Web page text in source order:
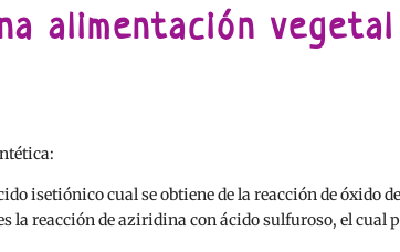
alimentación
isetiónico cual se obtiene de la reacción de óxido
la reacción de aziridina con ácido sulfuroso, el cual